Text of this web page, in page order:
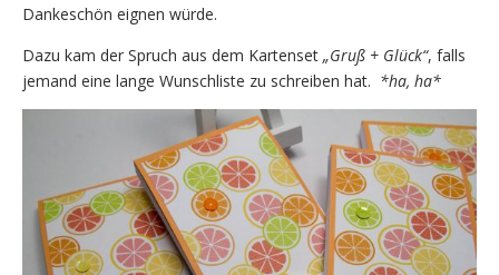
Dankeschön eignen würde.
Dazu kam der Spruch aus dem Kartenset „Gruß + Glück“, falls
jemand eine lange Wunschliste zu schreiben hat. *ha, ha*